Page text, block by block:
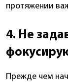
протяжении
4. Не
Прежде чем